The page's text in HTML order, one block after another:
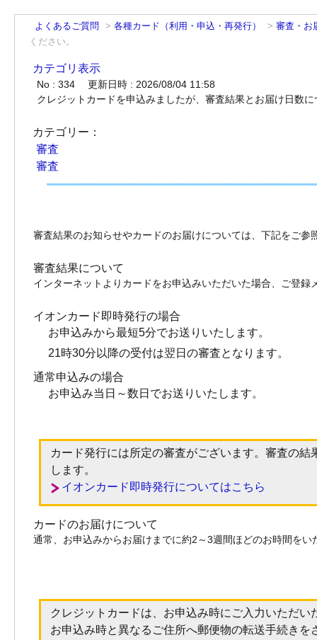
よくあるご質問 > 各種カード（利用・申込・再発行） > 審査・お
ください。
カテゴリ表示
No : 334
更新日時 : 2026/08/04 11:58
クレジットカードを申込みましたが、審査結果とお届け日数
カテゴリー：
審査
審査
審査結果のお知らせやカードのお届けについては、下記をご参
審査結果について
インターネットよりカードをお申込みいただいた場合、ご登
イオンカード即時発行の場合
お申込みから最短5分でお送りいたします。
21時30分以降の受付は翌日の審査となります。
通常申込みの場合
お申込み当日～数日でお送りいたします。
カード発行には所定の審査がございます。審査の
します。
イオンカード即時発行についてはこちら
カードのお届けについて
通常、お申込みからお届けまでに約2～3週間ほどのお時間をい
クレジットカードは、お申込み時にご入力いただ
お申込み時と異なるご住所へ郵便物の転送手続き